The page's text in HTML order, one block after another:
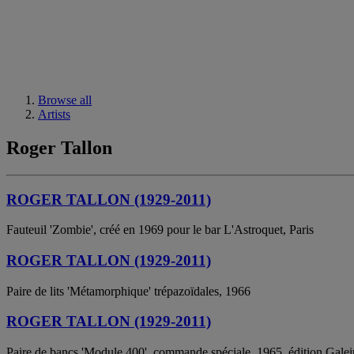
Browse all
Artists
Roger Tallon
ROGER TALLON (1929-2011)
Fauteuil 'Zombie', créé en 1969 pour le bar L'Astroquet, Paris
ROGER TALLON (1929-2011)
Paire de lits 'Métamorphique' trépazoïdales, 1966
ROGER TALLON (1929-2011)